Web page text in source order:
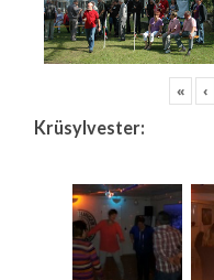
« ‹
Krüsylvester: